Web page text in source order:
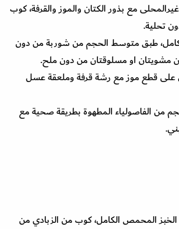
مع بذور الكتان والموز والقرفة، كوب
تحلية.
طبق متوسط الحجم من شوربة من دون
مشويتان او مسلوقتان من دون ملح.
قطع موز مع رشة قرفة وملعقة عسل
من الفاصولياء المطهوة بطريقة صحية مع
المحمص الكامل، كوب من الزبادي من